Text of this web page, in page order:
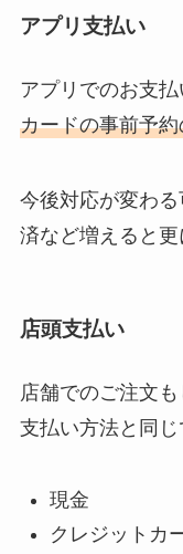
アプリ支払い
アプリでのお支払
カードの事前予約
今後対応が変わ
済など増えると更
店頭支払い
店舗でのご注文
支払い方法と同じ
現金
クレジットカ